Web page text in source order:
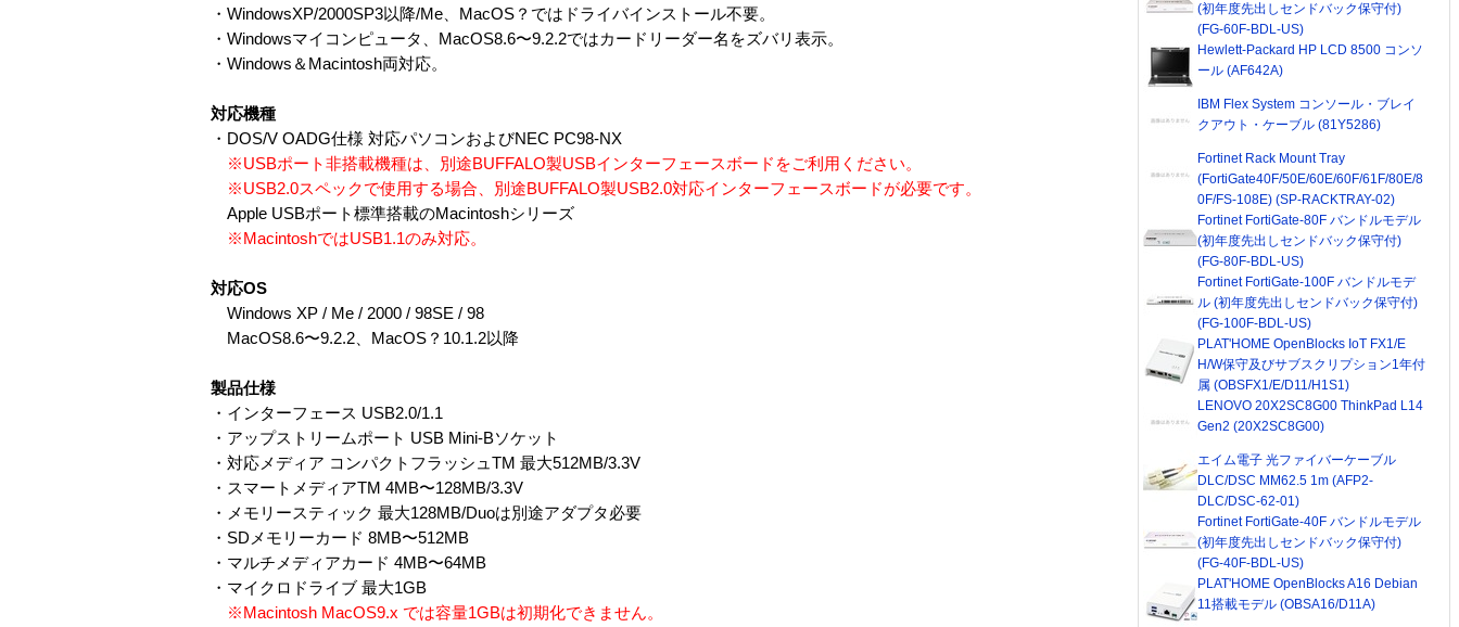
・WindowsXP/2000SP3以降/Me、MacOS？ではドライバインストール不要。
・Windowsマイコンピュータ、MacOS8.6〜9.2.2ではカードリーダー名をズバリ表示。
・Windows＆Macintosh両対応。
対応機種
・DOS/V OADG仕様 対応パソコンおよびNEC PC98-NX
※USBポート非搭載機種は、別途BUFFALO製USBインターフェースボードをご利用ください。
※USB2.0スペックで使用する場合、別途BUFFALO製USB2.0対応インターフェースボードが必要です。
Apple USBポート標準搭載のMacintoshシリーズ
※MacintoshではUSB1.1のみ対応。
対応OS
Windows XP / Me / 2000 / 98SE / 98
MacOS8.6〜9.2.2、MacOS？10.1.2以降
製品仕様
・インターフェース USB2.0/1.1
・アップストリームポート USB Mini-Bソケット
・対応メディア コンパクトフラッシュTM 最大512MB/3.3V
・スマートメディアTM 4MB〜128MB/3.3V
・メモリースティック 最大128MB/Duoは別途アダプタ必要
・SDメモリーカード 8MB〜512MB
・マルチメディアカード 4MB〜64MB
・マイクロドライブ 最大1GB
※Macintosh MacOS9.x では容量1GBは初期化できません。
(初年度先出しセンドバック保守付)
(FG-60F-BDL-US)
Hewlett-Packard HP LCD 8500 コンソ
ール (AF642A)
IBM Flex System コンソール・ブレイ
クアウト・ケーブル (81Y5286)
Fortinet Rack Mount Tray
(FortiGate40F/50E/60E/60F/61F/80E/8
0F/FS-108E) (SP-RACKTRAY-02)
Fortinet FortiGate-80F バンドルモデル
(初年度先出しセンドバック保守付)
(FG-80F-BDL-US)
Fortinet FortiGate-100F バンドルモデ
ル (初年度先出しセンドバック保守付)
(FG-100F-BDL-US)
PLAT'HOME OpenBlocks IoT FX1/E
H/W保守及びサブスクリプション1年付
属 (OBSFX1/E/D11/H1S1)
LENOVO 20X2SC8G00 ThinkPad L14
Gen2 (20X2SC8G00)
エイム電子 光ファイバーケーブル
DLC/DSC MM62.5 1m (AFP2-
DLC/DSC-62-01)
Fortinet FortiGate-40F バンドルモデル
(初年度先出しセンドバック保守付)
(FG-40F-BDL-US)
PLAT'HOME OpenBlocks A16 Debian
11搭載モデル (OBSA16/D11A)